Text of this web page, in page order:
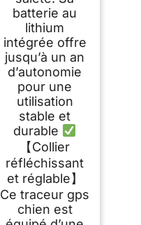
batterie au
lithium
intégrée offre
jusqu’à un an
d’autonomie
pour une
utilisation
stable et
durable
【Collier
réfléchissant
et réglable】
Ce traceur gps
chien est